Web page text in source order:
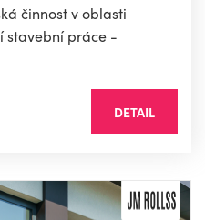
činnost v oblasti
stavební práce -
DETAIL